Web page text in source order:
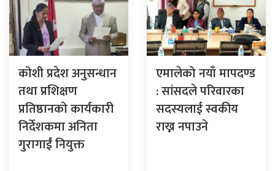
कोशी प्रदेश अनुसन्धान
तथा प्रशिक्षण
प्रतिष्ठानको कार्यकारी
निर्देशकमा अनिता
गुरागाईं नियुक्त
एमालेको नयाँ मापदण्ड
: सांसदले परिवारका
सदस्यलाई स्वकीय
राख्न नपाउने